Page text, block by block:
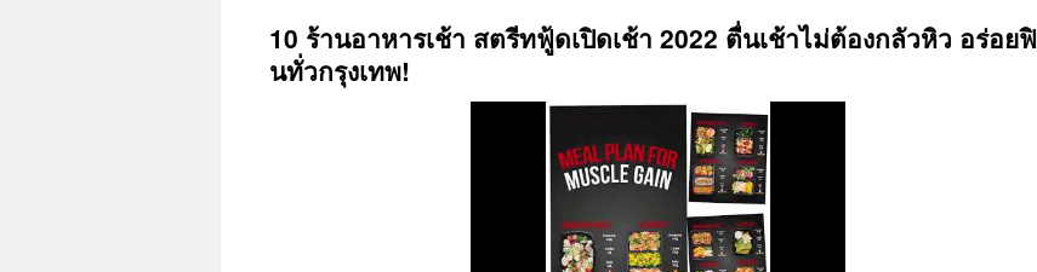
10 ร้านอาหารเช้า สตรีทฟู้ดเปิดเช้า 2022 ตื่นเช้าไม่ต้องกลัวหิว อร่อยฟิ
นทั่วกรุงเทพ!